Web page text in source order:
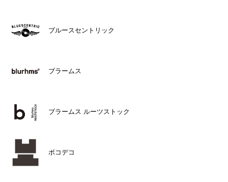
ブルースセントリック
ブラームス
ブラームス ルーツストック
ボコデコ